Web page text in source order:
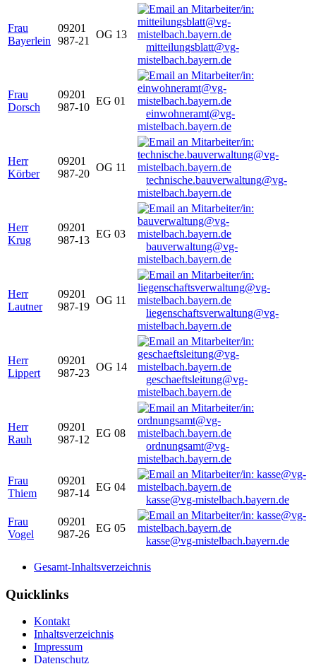
Frau
Bayerlein
09201
987-21
OG 13
mitteilungsblatt@vg-
mistelbach.bayern.de
Frau
Dorsch
09201
987-10
EG 01
einwohneramt@vg-
mistelbach.bayern.de
Herr
Körber
09201
987-20
OG 11
technische.bauverwaltung@vg-
mistelbach.bayern.de
Herr
Krug
09201
987-13
EG 03
bauverwaltung@vg-
mistelbach.bayern.de
Herr
Lautner
09201
987-19
OG 11
liegenschaftsverwaltung@vg-
mistelbach.bayern.de
Herr
Lippert
09201
987-23
OG 14
geschaeftsleitung@vg-
mistelbach.bayern.de
Herr
Rauh
09201
987-12
EG 08
ordnungsamt@vg-
mistelbach.bayern.de
Frau
Thiem
09201
987-14
EG 04
kasse@vg-mistelbach.bayern.de
Frau
Vogel
09201
987-26
EG 05
kasse@vg-mistelbach.bayern.de
Gesamt-Inhaltsverzeichnis
Quicklinks
Kontakt
Inhaltsverzeichnis
Impressum
Datenschutz